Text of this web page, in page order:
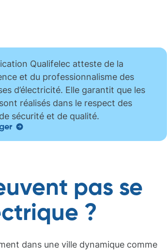
Qualifelec atteste de la
et du professionnalisme des
d’électricité. Elle garantit que les
réalisés dans le respect des
sécurité et de qualité.
pas se
?
dans une ville dynamique comme